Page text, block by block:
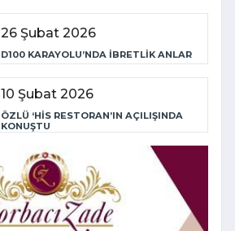
26 Şubat 2026
D100 KARAYOLU’NDA İBRETLİK ANLAR
10 Şubat 2026
ÖZLÜ ‘HİS RESTORAN’IN AÇILIŞINDA
KONUŞTU